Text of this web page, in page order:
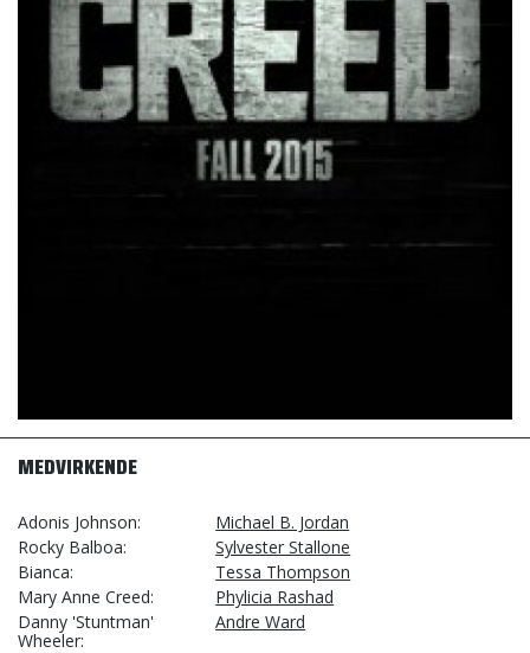
MEDVIRKENDE
Adonis Johnson
Michael B. Jordan
Rocky Balboa
Sylvester Stallone
Bianca
Tessa Thompson
Mary Anne Creed
Phylicia Rashad
Danny 'Stuntman'
Wheeler
Andre Ward